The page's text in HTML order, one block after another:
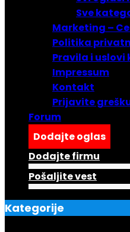
Sve
Marketing –
Politika
Pravila i uslovi
Impressum
Kontakt
Prijavite
Forum
Dodajte oglas
Dodajte firmu
Pošaljite vest
Kategorije